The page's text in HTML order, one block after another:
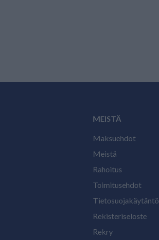
MEISTÄ
Maksuehdot
Meistä
Rahoitus
Toimitusehdot
Tietosuojakäytäntö
Rekisteriseloste
Rekry